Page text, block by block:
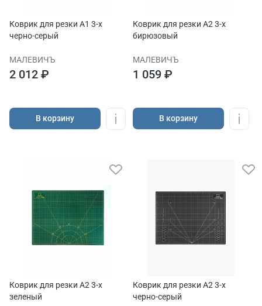
Коврик для резки А1 3-x
черно-серый
МАЛЕВИЧЪ
2 012 ₽
В корзину
Коврик для резки А2 3-x
бирюзовый
МАЛЕВИЧЪ
1 059 ₽
В корзину
Коврик для резки А2 3-x
зеленый
Коврик для резки А2 3-x
черно-серый